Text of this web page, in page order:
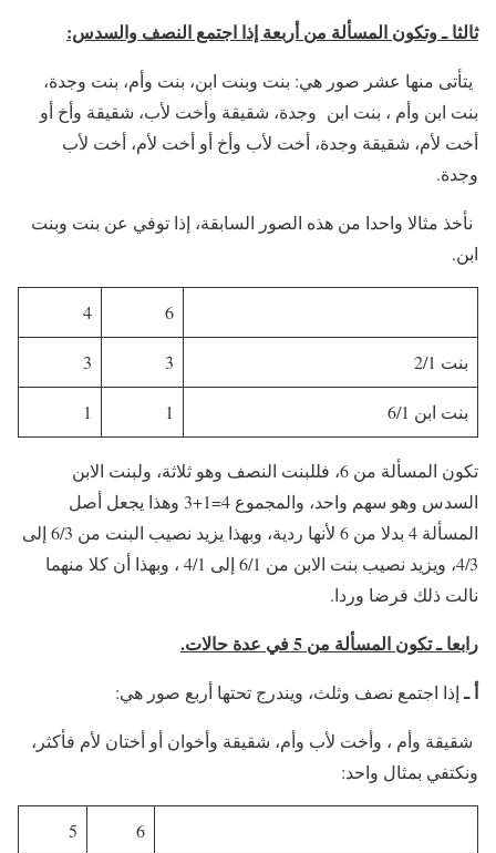
ثالثا ـ وتكون المسألة من أربعة إذا اجتمع النصف والسدس:
يتأتى منها عشر صور هي: بنت وبنت ابن، بنت وأم، بنت وجدة،
بنت ابن وأم ، بنت ابن وجدة، شقيقة وأخت لأب، شقيقة وأخ أو
أخت لأم، شقيقة وجدة، أخت لأب وأخ أو أخت لأم، أخت لأب
وجدة.
نأخذ مثالا واحدا من هذه الصور السابقة، إذا توفي عن بنت وبنت
ابن.
6
4
بنت 2/1 3
3
بنت ابن 6/1 1
1
تكون المسألة من 6، فللبنت النصف وهو ثلاثة، ولبنت الابن
السدس وهو سهم واحد، والمجموع 4=1+3 وهذا يجعل أصل
المسألة 4 بدلا من 6 لأنها ردية، وبهذا يزيد نصيب البنت من 6/3 إلى
4/3، ويزيد نصيب بنت الابن من 6/1 إلى 4/1 ، وبهذا أن كلا منهما
نالت ذلك فرضا وردا.
رابعا ـ تكون المسألة من 5 في عدة حالات.
أ ـإذا اجتمع نصف وثلث، ويندرج تحتها أربع صور هي:
شقيقة وأم ، وأخت لأب وأم، شقيقة وأخوان أو أختان لأم فأكثر،
ونكتفي بمثال واحد:
6
5